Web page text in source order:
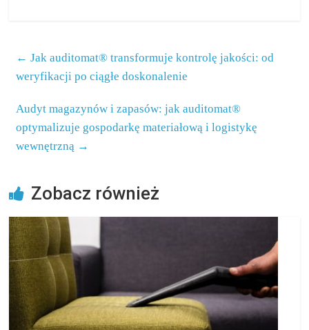
← Jak auditomat® transformuje kontrolę jakości: od
weryfikacji po ciągłe doskonalenie
Audyt magazynów i zapasów: jak auditomat®
optymalizuje gospodarkę materiałową i logistykę
wewnętrzną →
Zobacz również